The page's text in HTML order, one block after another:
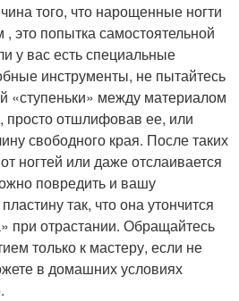
того, что нарощенные ногти
это попытка самостоятельной
у вас есть специальные
инструменты, не пытайтесь
«ступеньки» между материалом
просто отшлифовав ее, или
свободного края. После таких
ногтей или даже отслаивается
повредить и вашу
так, что она утончится
при отрастании. Обращайтесь
только к мастеру, если не
в домашних условиях